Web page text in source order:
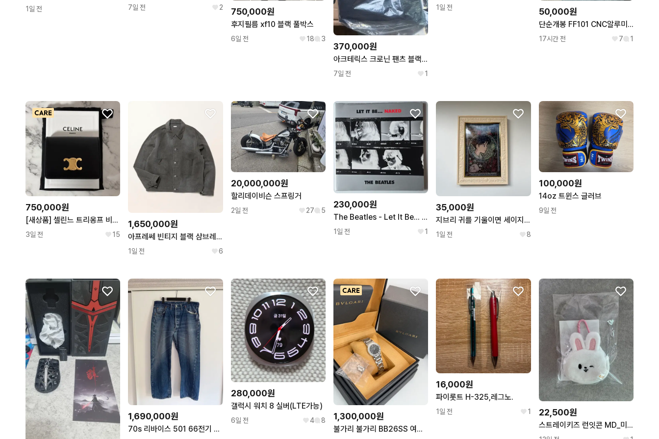
1일 전 7일 전 2 750,000원
후지필름 xf10 블랙 풀박스
6일 전 18 3
370,000원
아크테릭스 크로닌 팬츠 블랙 32s사이즈
7일 전 1
1일 전 50,000원
단순개봉 FF101 CNC알루미늄 무선 키보드
17시간 전 7 1
750,000원
[새상품] 셀린느 트리옹프 비즈니스 카드 홀더 지갑
3일 전 15
1,650,000원
아프레쎄 빈티지 블랙 샴브레이 셋업 팝니다.
1일 전 6
20,000,000원
할리데이비슨 스프링거
2일 전 27 5
230,000원
The Beatles - Let It Be... Naked 180g LP + 7인치 SP 20P 북클릿 세트 ( 2003년, 초반 )
1일 전 1
35,000원
지브리 귀를 기울이면 세이지 크리스탈 퍼즐 & 액자
1일 전 8
100,000원
14oz 트윈스 글러브
9일 전
1,690,000원
70s 리바이스 501 66전기 데님
280,000원
갤럭시 워치 8 실버(LTE가능)
6일 전 4 8 1,300,000원
불가리 불가리 BB26SS 여성용 쿼츠 블랙 기요쉐문자판
16,000원
파이롯트 H-325,레그노.
1일 전 1 22,500원
스트레이키즈 런잇콘 MD_미니 백팩 키링 리빗